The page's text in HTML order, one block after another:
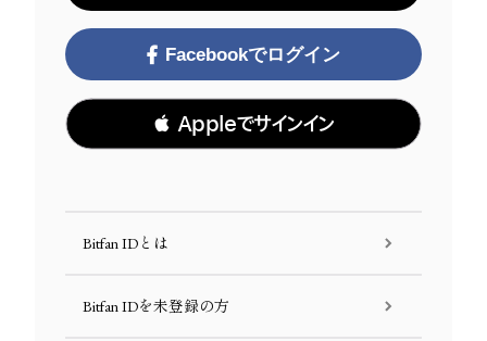
Facebookでログイン
 Appleでサインイン
Bitfan IDとは
Bitfan IDを未登録の方